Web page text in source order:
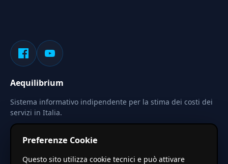
Aequilibrium
Sistema informativo indipendente per la stima dei costi dei
servizi in Italia.
Le stime pubblicate sono calcolate tramite coefficienti
Preferenze Cookie
Questo sito utilizza cookie tecnici e può attivare